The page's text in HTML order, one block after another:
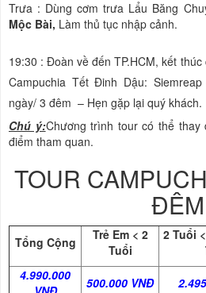
Trưa : Dùng cơm trưa Lẩu Băng
Mộc Bài, Làm thủ tục nhập cảnh.
19:30 : Đoàn về đến TP.HCM, kết
Campuchia Tết Đinh Dậu:
ngày/ 3 đêm – Hẹn gặp lại quý khách.
Chú ý:Chương trình tour có thể
điểm tham quan.
TOUR
ĐÊM
Tổng Cộng
Trẻ Em < 2
Tuổi
2 Tuổi
4.990.000
500.000 VNĐ